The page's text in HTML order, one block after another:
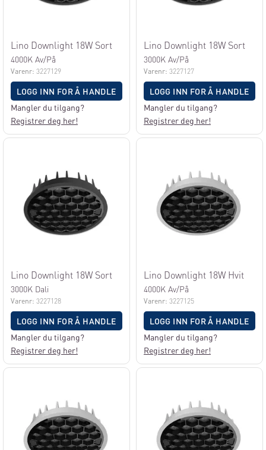
Lino Downlight 18W Sort
4000K Av/På
Varenr: 3227129
LOGG INN FOR Å HANDLE
Mangler du tilgang?
Registrer deg her!
Lino Downlight 18W Sort
3000K Av/På
Varenr: 3227127
LOGG INN FOR Å HANDLE
Mangler du tilgang?
Registrer deg her!
Lino Downlight 18W Sort
3000K Dali
Varenr: 3227128
LOGG INN FOR Å HANDLE
Mangler du tilgang?
Registrer deg her!
Lino Downlight 18W Hvit
4000K Av/På
Varenr: 3227125
LOGG INN FOR Å HANDLE
Mangler du tilgang?
Registrer deg her!